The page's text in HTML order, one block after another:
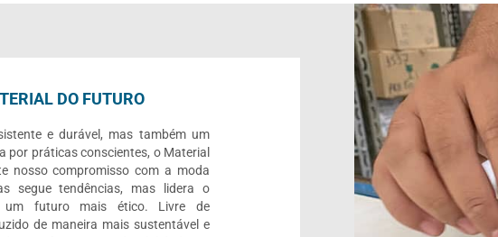
DO FUTURO
e durável, mas também um
por práticas conscientes, o Material
nosso compromisso com a moda
segue tendências, mas lidera o
um futuro mais ético. Livre de
de maneira mais sustentável e